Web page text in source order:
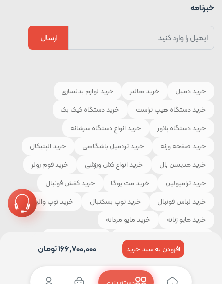
166,700,000تومان افزودن به سبد خرید
خبرنامه
ارسال
خرید دمبل خرید هالتر
خرید لوازم بدنسازی
خرید دستگاه هیپ تراست
خرید دستگاه کیک بک
خرید دستگاه پلاور
خرید انواع دستگاه سرشانه
خرید صفحه وزنه
خرید تردمیل باشگاهی
خرید الپتیکال
خرید مدیسن بال
خرید انواع کش ورزشی
خرید فوم رولر
خرید ترامپولین
خرید مت یوگا
خرید کفش فوتبال
خرید لباس فوتبال
خرید توپ بسکتبال
خرید توپ والیبال
خرید مایو زنانه
خرید مایو مردانه
خرید لوازم و تجهیزات کوهنوردی
خرید کیسه خواب
خرید کفش کوهنوردی خرید لباس ورزشی